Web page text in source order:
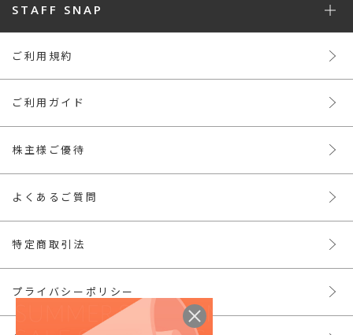
STAFF SNAP
ご利用規約
ご利用ガイド
株主様ご優待
よくあるご質問
特定商取引法
プライバシーポリシー